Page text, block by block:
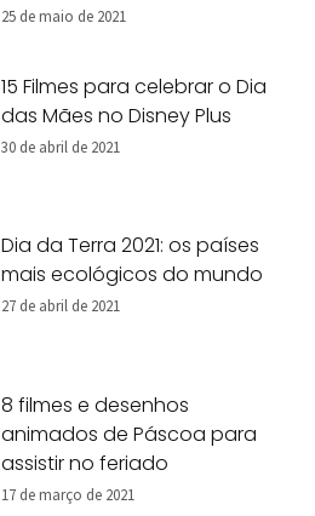
25 de maio de 2021
15 Filmes para celebrar o Dia
das Mães no Disney Plus
30 de abril de 2021
Dia da Terra 2021: os países
mais ecológicos do mundo
27 de abril de 2021
8 filmes e desenhos
animados de Páscoa para
assistir no feriado
17 de março de 2021